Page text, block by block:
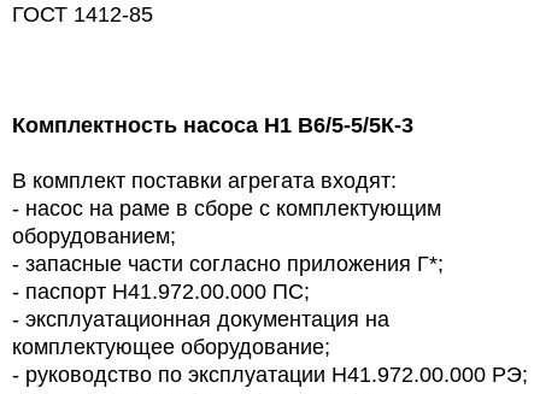
ГОСТ 1412-85
Комплектность насоса Н1 В6/5-5/5К-3
В комплект поставки агрегата входят:
- насос на раме в сборе с комплектующим
оборудованием;
- запасные части согласно приложения Г*;
- паспорт Н41.972.00.000 ПС;
- эксплуатационная документация на
комплектующее оборудование;
- руководство по эксплуатации Н41.972.00.000 РЭ;